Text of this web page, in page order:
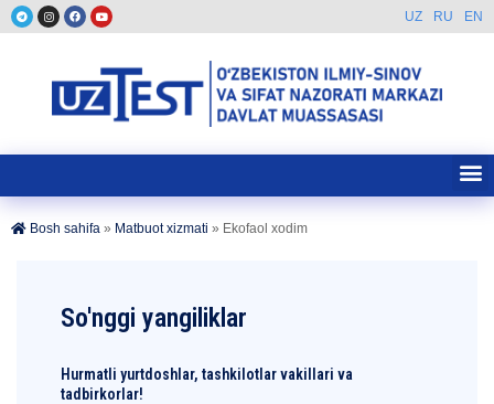
UZ RU EN
Bosh sahifa » Matbuot xizmati » Ekofaol xodim
So'nggi yangiliklar
Hurmatli yurtdoshlar, tashkilotlar vakillari va
tadbirkorlar!